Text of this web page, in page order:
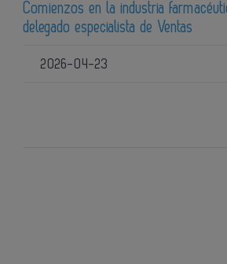
Comienzos en la industria
delegado especialista de Ventas
2026-04-23